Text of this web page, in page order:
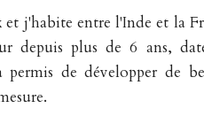
et j'habite entre l'Inde et la
depuis plus de 6 ans,
permis de développer de